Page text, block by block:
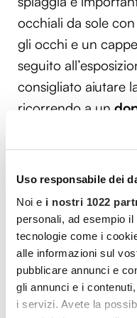
Uso responsabile dei
Noi e i nostri 1022
personali, ad esempio
tecnologie come i
alle informazioni sul
pubblicare annunci e
gli annunci e i
i servizi. Avete la
occhiali da sole
gli occhi e un
seguito
consigliato aiutare
ricorrendo a un
reintegrare i liquidi
giornata.
Vuoi
alla
Cocooners è